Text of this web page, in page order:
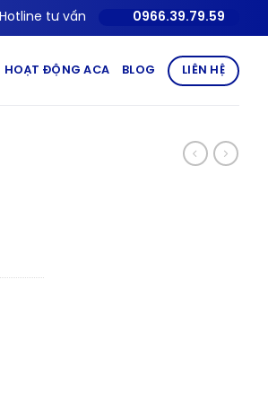
Hotline tư vấn 0966.39.79.59
HOẠT ĐỘNG ACA BLOG LIÊN HỆ